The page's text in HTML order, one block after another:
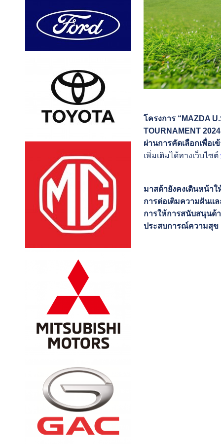
โครงการ “MAZDA
TOURNAMENT
ผ่านการคัดเลือกเพื่อ
เพิ่มเติมได้ทางเว็บไซต์
มาสด้ายังคงเดินหน้า
การต่อเติมความฝันแ
การให้การสนับสนุนด้
ประสบการณ์ความสุข